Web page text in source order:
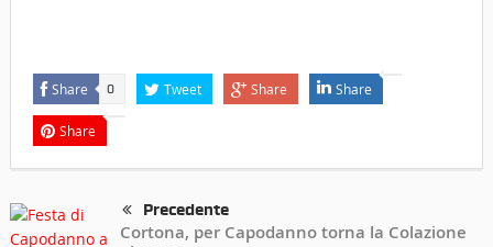
Share 0 Tweet Share Share
Share
Precedente
Cortona, per Capodanno torna la Colazione